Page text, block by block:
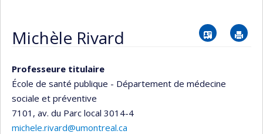
Michèle Rivard Vcard
Professeure titulaire
École de santé publique - Département de médecine
sociale et préventive
7101, av. du Parc local 3014-4
michele.rivard@umontreal.ca